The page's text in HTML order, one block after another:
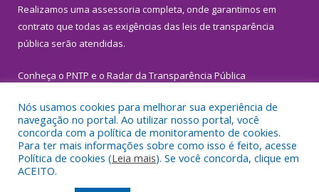
Realizamos uma assessoria completa, onde garantimos em
contrato que todas as exigências das leis de transparência
pública serão atendidas.
Conheça o PNTP e o Radar da Transparência Pública
Todos os direitos reservados a Prefeitura Municipal de
Inhangapi.
Nós usamos cookies para melhorar sua experiência de
navegação no portal. Ao utilizar nosso portal, você
concorda com a política de monitoramento de cookies.
Para ter mais informações sobre como isso é feito, acesse
Política de cookies (Leia mais). Se você concorda, clique em
ACEITO.